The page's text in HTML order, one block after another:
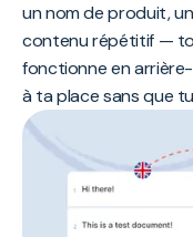
un nom de produit,
contenu répétitif —
fonctionne en
à ta place sans que